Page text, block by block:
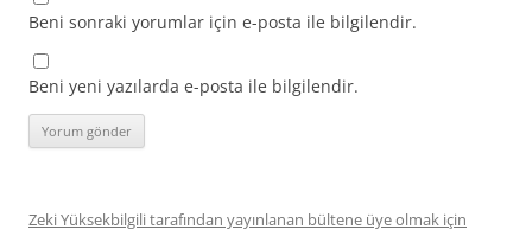
Beni sonraki yorumlar için e-posta ile bilgilendir.
Beni yeni yazılarda e-posta ile bilgilendir.
Zeki Yüksekbilgili tarafından yayınlanan bültene üye olmak için